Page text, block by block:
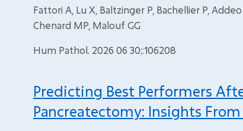
Fattori A, Lu X, Baltzinger P, Bachellier P,
Chenard MP, Malouf GG
Hum Pathol. 2026 06 30;:106208
Predicting Best Performers
Pancreatectomy: Insights